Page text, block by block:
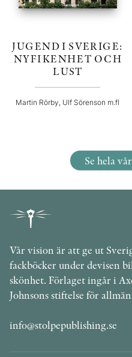
JUGEND I SVERIGE:
NYFIKENHET OCH
LUST
Martin Rörby, Ulf Sörenson m.fl
Se hela
Vår vision är att ge ut
fackböcker under devisen
skönhet. Förlaget ingår i
Johnsons stiftelse för
info@stolpepublishing.se